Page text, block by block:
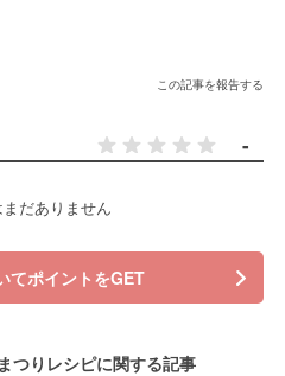
この記事を報告する
-
だありません
てポイントをGET
つりレシピに関する記事